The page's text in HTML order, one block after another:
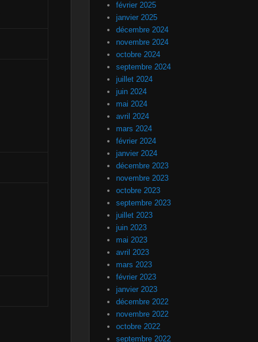
février 2025
janvier 2025
décembre 2024
novembre 2024
octobre 2024
septembre 2024
juillet 2024
juin 2024
mai 2024
avril 2024
mars 2024
février 2024
janvier 2024
décembre 2023
novembre 2023
octobre 2023
septembre 2023
juillet 2023
juin 2023
mai 2023
avril 2023
mars 2023
février 2023
janvier 2023
décembre 2022
novembre 2022
octobre 2022
septembre 2022